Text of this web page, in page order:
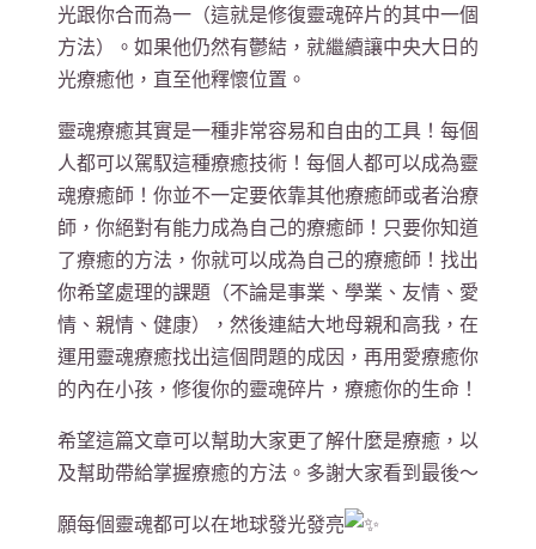
光跟你合而為一（這就是修復靈魂碎片的其中一個
方法）。如果他仍然有鬱結，就繼續讓中央大日的
光療癒他，直至他釋懷位置。
靈魂療癒其實是一種非常容易和自由的工具！每個
人都可以駕馭這種療癒技術！每個人都可以成為靈
魂療癒師！你並不一定要依靠其他療癒師或者治療
師，你絕對有能力成為自己的療癒師！只要你知道
了療癒的方法，你就可以成為自己的療癒師！找出
你希望處理的課題（不論是事業、學業、友情、愛
情、親情、健康），然後連結大地母親和高我，在
運用靈魂療癒找出這個問題的成因，再用愛療癒你
的內在小孩，修復你的靈魂碎片，療癒你的生命！
希望這篇文章可以幫助大家更了解什麼是療癒，以
及幫助帶給掌握療癒的方法。多謝大家看到最後～
願每個靈魂都可以在地球發光發亮